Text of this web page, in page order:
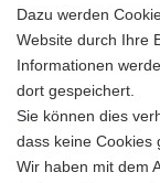
Dazu werden
Website durch Ihre
Informationen
dort gespeichert.
Sie können dies
dass keine Cookies
Wir haben mit dem